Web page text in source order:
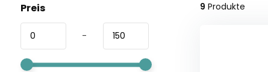
Preis
-
9 Produkte